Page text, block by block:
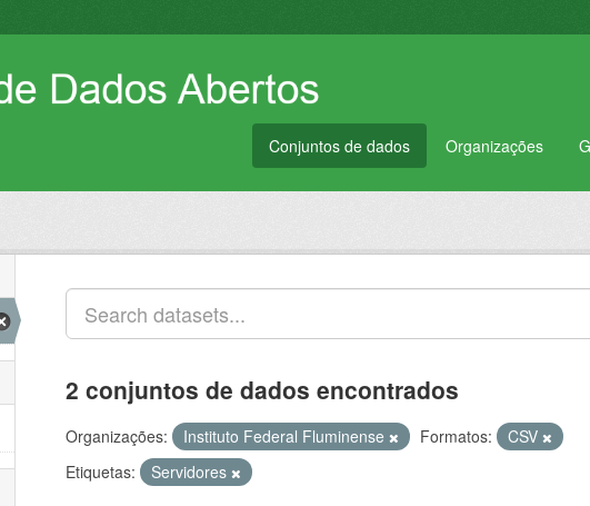
Conjuntos de dados Organizações
2 conjuntos de dados encontrados
Organizações: Instituto Federal Fluminense Formatos:
CSV
Etiquetas:
Servidores